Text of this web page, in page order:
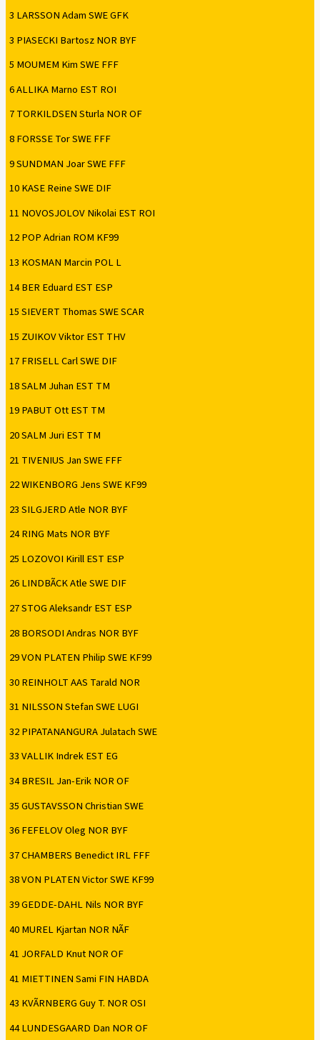
3 LARSSON Adam SWE GFK
3 PIASECKI Bartosz NOR BYF
5 MOUMEM Kim SWE FFF
6 ALLIKA Marno EST ROI
7 TORKILDSEN Sturla NOR OF
8 FORSSE Tor SWE FFF
9 SUNDMAN Joar SWE FFF
10 KASE Reine SWE DIF
11 NOVOSJOLOV Nikolai EST ROI
12 POP Adrian ROM KF99
13 KOSMAN Marcin POL L
14 BER Eduard EST ESP
15 SIEVERT Thomas SWE SCAR
15 ZUIKOV Viktor EST THV
17 FRISELL Carl SWE DIF
18 SALM Juhan EST TM
19 PABUT Ott EST TM
20 SALM Juri EST TM
21 TIVENIUS Jan SWE FFF
22 WIKENBORG Jens SWE KF99
23 SILGJERD Atle NOR BYF
24 RING Mats NOR BYF
25 LOZOVOI Kirill EST ESP
26 LINDBÃCK Atle SWE DIF
27 STOG Aleksandr EST ESP
28 BORSODI Andras NOR BYF
29 VON PLATEN Philip SWE KF99
30 REINHOLT AAS Tarald NOR
31 NILSSON Stefan SWE LUGI
32 PIPATANANGURA Julatach SWE
33 VALLIK Indrek EST EG
34 BRESIL Jan-Erik NOR OF
35 GUSTAVSSON Christian SWE
36 FEFELOV Oleg NOR BYF
37 CHAMBERS Benedict IRL FFF
38 VON PLATEN Victor SWE KF99
39 GEDDE-DAHL Nils NOR BYF
40 MUREL Kjartan NOR NÃF
41 JORFALD Knut NOR OF
41 MIETTINEN Sami FIN HABDA
43 KVÃRNBERG Guy T. NOR OSI
44 LUNDESGAARD Dan NOR OF